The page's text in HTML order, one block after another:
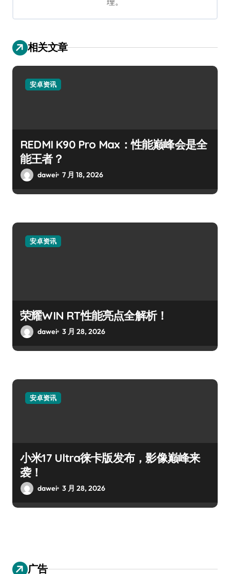
相关文章
安卓资讯
REDMI K90 Pro Max：性能巅峰会是全
能王者？
dawei 7 月 18, 2026
安卓资讯
荣耀WIN RT性能亮点全解析！
dawei 3 月 28, 2026
安卓资讯
小米17 Ultra徕卡版发布，影像巅峰来
袭！
dawei 3 月 28, 2026
广告